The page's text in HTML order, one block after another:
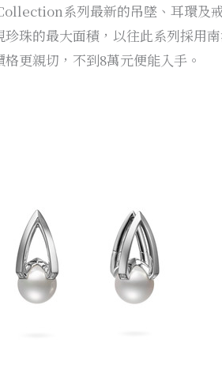
系列最新的吊墜、耳環及
珠的最大面積，以往此系列採用
更親切，不到8萬元便能入手。